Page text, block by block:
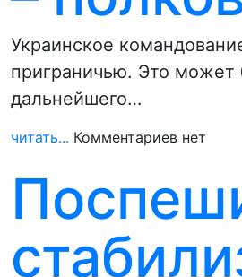
Украинское
приграничью. Это может
дальнейшего…
читать... Комментариев нет